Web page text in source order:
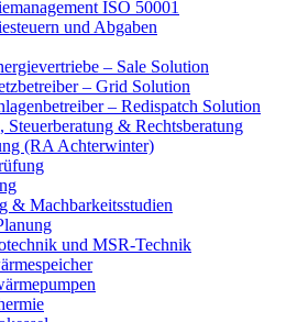
ISO 50001
und Abgaben
– Sale Solution
– Grid Solution
– Redispatch Solution
Steuerberatung & Rechtsberatung
(RA Achterwinter)
& Machbarkeitsstudien
und MSR-Technik